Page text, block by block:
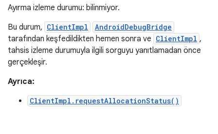
Ayırma izleme durumu: bilinmiyor.
Bu durum, ClientImpl AndroidDebugBridge
tarafından keşfedildikten hemen sonra ve ClientImpl ,
tahsis izleme durumuyla ilgili sorguyu yanıtlamadan önce
gerçekleşir.
Ayrıca:
ClientImpl.requestAllocationStatus()